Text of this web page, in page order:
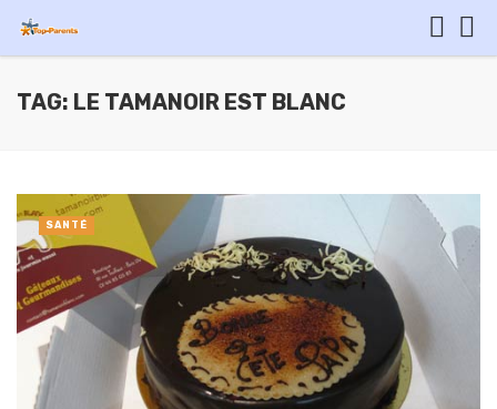
TAG: LE TAMANOIR EST BLANC
SANTÉ